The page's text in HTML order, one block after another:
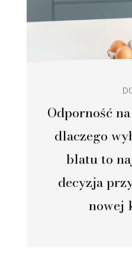
Odporność
dlaczego
blatu to
decyzja
nowej